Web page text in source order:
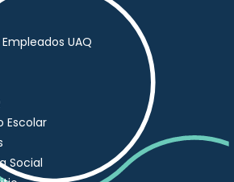
UAQ
Escolar
Social